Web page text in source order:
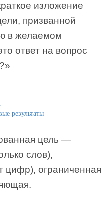
изложение
призванной
в желаемом
ответ на вопрос
результаты
цель —
слов),
цифр), ограниченная